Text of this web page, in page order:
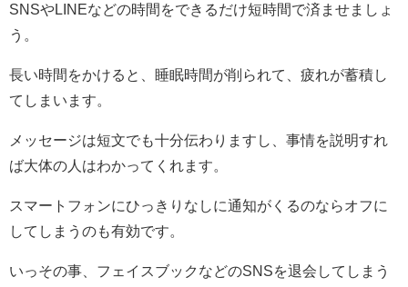
SNSやLINEなどの時間をできるだけ短時間で済ませましょ
う。
長い時間をかけると、睡眠時間が削られて、疲れが蓄積し
てしまいます。
メッセージは短文でも十分伝わりますし、事情を説明すれ
ば大体の人はわかってくれます。
スマートフォンにひっきりなしに通知がくるのならオフに
してしまうのも有効です。
いっその事、フェイスブックなどのSNSを退会してしまう